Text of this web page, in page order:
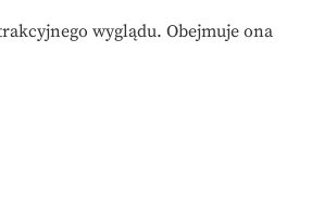
wyglądu. Obejmuje ona